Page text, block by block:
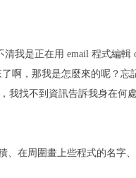
我是正在用 email 程式編輯
啊，那我是怎麼來的呢？忘
我找不到資訊告訴我身在何
、在周圍畫上些程式的名字